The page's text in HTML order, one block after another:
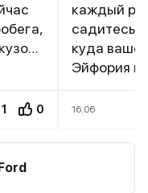
я 4
1 0
каждый
садитесь,
куда
Эйфория
пасмурных
еду в
16.06